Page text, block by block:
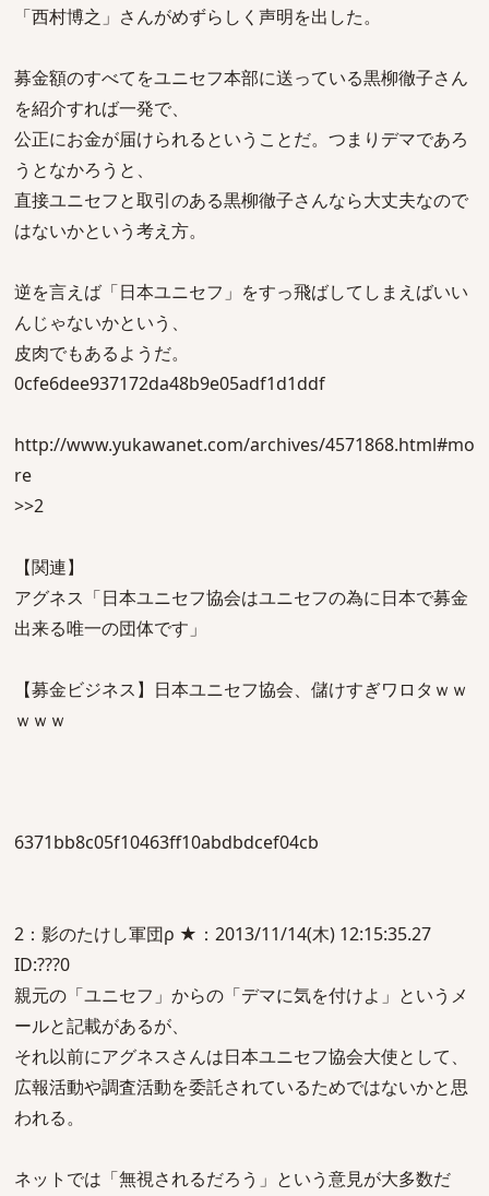
「西村博之」さんがめずらしく声明を出した。
募金額のすべてをユニセフ本部に送っている黒柳徹子さん
を紹介すれば一発で、
公正にお金が届けられるということだ。つまりデマであろ
うとなかろうと、
直接ユニセフと取引のある黒柳徹子さんなら大丈夫なので
はないかという考え方。
逆を言えば「日本ユニセフ」をすっ飛ばしてしまえばいい
んじゃないかという、
皮肉でもあるようだ。
0cfe6dee937172da48b9e05adf1d1ddf
http://www.yukawanet.com/archives/4571868.html#mo
re
>>2
【関連】
アグネス「日本ユニセフ協会はユニセフの為に日本で募金
出来る唯一の団体です」
【募金ビジネス】日本ユニセフ協会、儲けすぎワロタｗｗ
ｗｗｗ
6371bb8c05f10463ff10abdbdcef04cb
2：影のたけし軍団ρ ★：2013/11/14(木) 12:15:35.27
ID:???0
親元の「ユニセフ」からの「デマに気を付けよ」というメ
ールと記載があるが、
それ以前にアグネスさんは日本ユニセフ協会大使として、
広報活動や調査活動を委託されているためではないかと思
われる。
ネットでは「無視されるだろう」という意見が大多数だ